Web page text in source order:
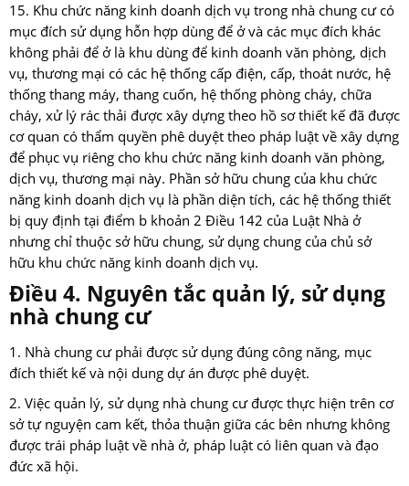
15. Khu chức năng kinh doanh dịch vụ trong nhà chung cư có
mục đích sử dụng hỗn hợp dùng để ở và các mục đích khác
không phải để ở là khu dùng để kinh doanh văn phòng, dịch
vụ, thương mại có các hệ thống cấp điện, cấp, thoát nước, hệ
thống thang máy, thang cuốn, hệ thống phòng cháy, chữa
cháy, xử lý rác thải được xây dựng theo hồ sơ thiết kế đã được
cơ quan có thẩm quyền phê duyệt theo pháp luật về xây dựng
để phục vụ riêng cho khu chức năng kinh doanh văn phòng,
dịch vụ, thương mại này. Phần sở hữu chung của khu chức
năng kinh doanh dịch vụ là phần diện tích, các hệ thống thiết
bị quy định tại điểm b khoản 2 Điều 142 của Luật Nhà ở
nhưng chỉ thuộc sở hữu chung, sử dụng chung của chủ sở
hữu khu chức năng kinh doanh dịch vụ.
Điều 4. Nguyên tắc quản lý, sử dụng
nhà chung cư
1. Nhà chung cư phải được sử dụng đúng công năng, mục
đích thiết kế và nội dung dự án được phê duyệt.
2. Việc quản lý, sử dụng nhà chung cư được thực hiện trên cơ
sở tự nguyện cam kết, thỏa thuận giữa các bên nhưng không
được trái pháp luật về nhà ở, pháp luật có liên quan và đạo
đức xã hội.